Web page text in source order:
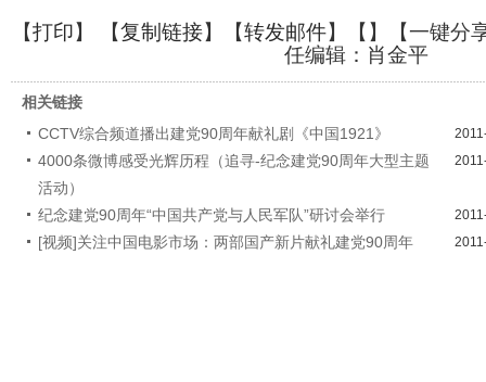
【打印】 【复制链接】【转发邮件】【 】
【一键分
任编辑：肖金平
相关链接
CCTV综合频道播出建党90周年献礼剧《中国1921》
4000条微博感受光辉历程（追寻-纪念建党90周年大型主题
活动）
纪念建党90周年“中国共产党与人民军队”研讨会举行
[视频]关注中国电影市场：两部国产新片献礼建党90周年